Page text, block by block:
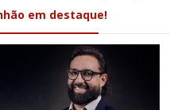
em destaque!